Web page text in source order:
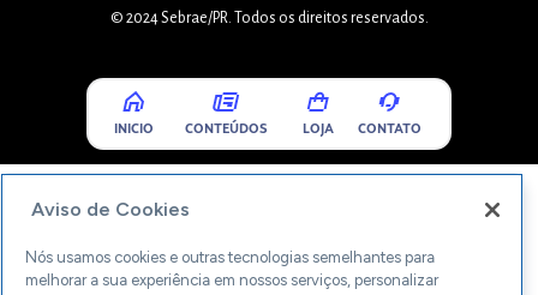
© 2024 Sebrae/PR. Todos os direitos reservados.
INICIO CONTEÚDOS LOJA CONTATO
Aviso de Cookies
Nós usamos cookies e outras tecnologias semelhantes para
melhorar a sua experiência em nossos serviços, personalizar